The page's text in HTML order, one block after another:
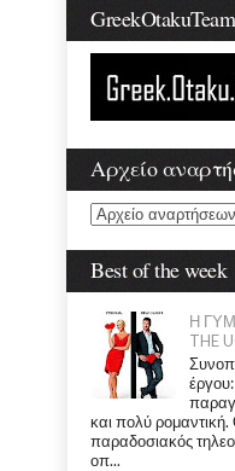
GreekOtakuTeam
Αρχείο
Best of the week
Η
THE
και πολύ
παραδοσιακός
οπ...